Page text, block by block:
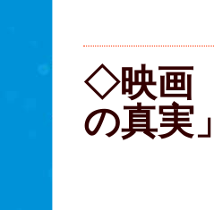
◇映画
の真実」